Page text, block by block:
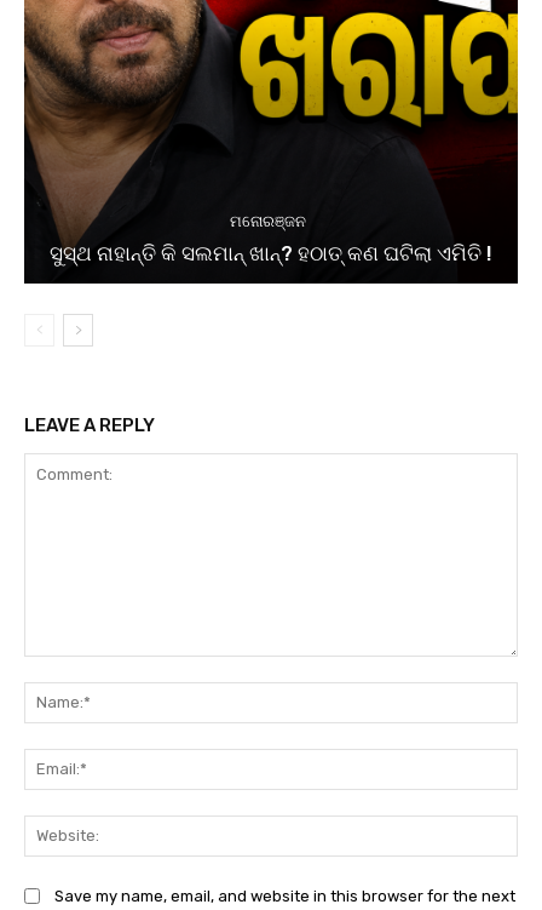
ମନୋରଞ୍ଜନ
ସୁସ୍ଥ ନାହାନ୍ତି କି ସଲମାନ୍ ଖାନ୍? ହଠାତ୍ କଣ ଘଟିଲା ଏମିତି !
LEAVE A REPLY
Save my name, email, and website in this browser for the next